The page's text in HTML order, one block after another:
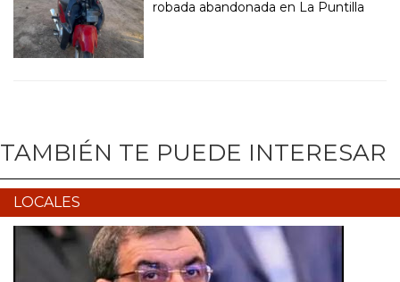
robada abandonada en La Puntilla
TAMBIÉN TE PUEDE INTERESAR
LOCALES